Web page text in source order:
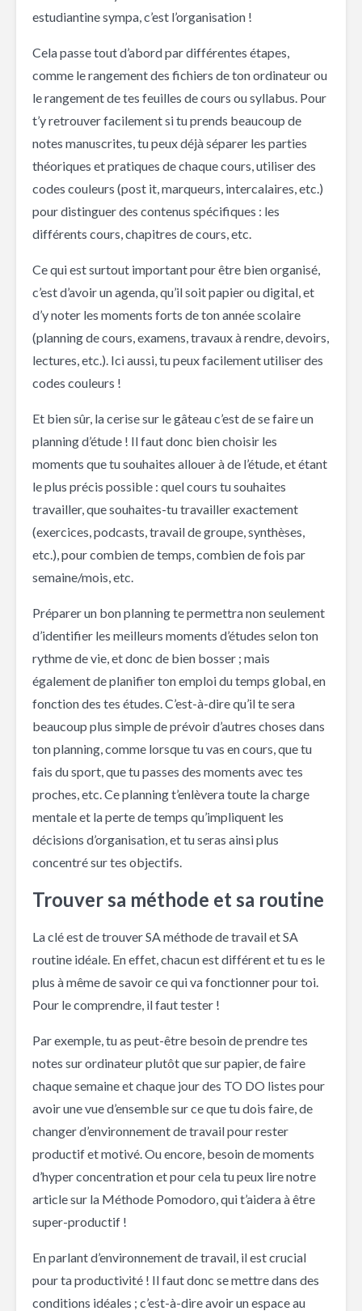
estudiantine sympa, c’est l’organisation !
Cela passe tout d’abord par différentes étapes,
comme le rangement des fichiers de ton ordinateur ou
le rangement de tes feuilles de cours ou syllabus. Pour
t’y retrouver facilement si tu prends beaucoup de
notes manuscrites, tu peux déjà séparer les parties
théoriques et pratiques de chaque cours, utiliser des
codes couleurs (post it, marqueurs, intercalaires, etc.)
pour distinguer des contenus spécifiques : les
différents cours, chapitres de cours, etc.
Ce qui est surtout important pour être bien organisé,
c’est d’avoir un agenda, qu’il soit papier ou digital, et
d’y noter les moments forts de ton année scolaire
(planning de cours, examens, travaux à rendre, devoirs,
lectures, etc.). Ici aussi, tu peux facilement utiliser des
codes couleurs !
Et bien sûr, la cerise sur le gâteau c’est de se faire un
planning d’étude ! Il faut donc bien choisir les
moments que tu souhaites allouer à de l’étude, et étant
le plus précis possible : quel cours tu souhaites
travailler, que souhaites-tu travailler exactement
(exercices, podcasts, travail de groupe, synthèses,
etc.), pour combien de temps, combien de fois par
semaine/mois, etc.
Préparer un bon planning te permettra non seulement
d’identifier les meilleurs moments d’études selon ton
rythme de vie, et donc de bien bosser ; mais
également de planifier ton emploi du temps global, en
fonction des tes études. C’est-à-dire qu’il te sera
beaucoup plus simple de prévoir d’autres choses dans
ton planning, comme lorsque tu vas en cours, que tu
fais du sport, que tu passes des moments avec tes
proches, etc. Ce planning t’enlèvera toute la charge
mentale et la perte de temps qu’impliquent les
décisions d’organisation, et tu seras ainsi plus
concentré sur tes objectifs.
Trouver sa méthode et sa routine
La clé est de trouver SA méthode de travail et SA
routine idéale. En effet, chacun est différent et tu es le
plus à même de savoir ce qui va fonctionner pour toi.
Pour le comprendre, il faut tester !
Par exemple, tu as peut-être besoin de prendre tes
notes sur ordinateur plutôt que sur papier, de faire
chaque semaine et chaque jour des TO DO listes pour
avoir une vue d’ensemble sur ce que tu dois faire, de
changer d’environnement de travail pour rester
productif et motivé. Ou encore, besoin de moments
d’hyper concentration et pour cela tu peux lire notre
article sur la Méthode Pomodoro, qui t’aidera à être
super-productif !
En parlant d’environnement de travail, il est crucial
pour ta productivité ! Il faut donc se mettre dans des
conditions idéales ; c’est-à-dire avoir un espace au